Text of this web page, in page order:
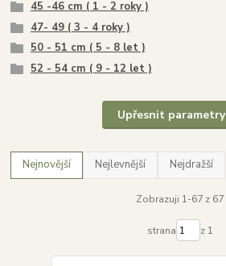
45 -46 cm ( 1 - 2 roky )
47- 49 ( 3 - 4 roky )
50 - 51 cm ( 5 - 8 let )
52 - 54 cm ( 9 - 12 let )
Upřesnit parametry
Nejnovější Nejlevnější Nejdražší
Zobrazuji 1-67 z 67
strana z 1